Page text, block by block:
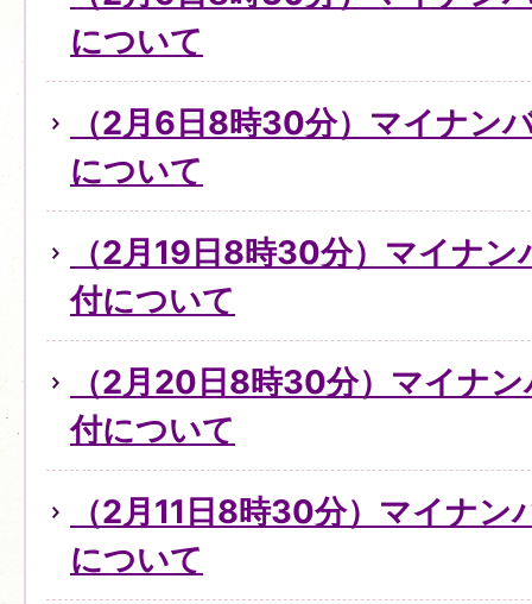
について
（2月6日8時30分）マイナン
について
（2月19日8時30分）マイナ
付について
（2月20日8時30分）マイナ
付について
（2月11日8時30分）マイナン
について